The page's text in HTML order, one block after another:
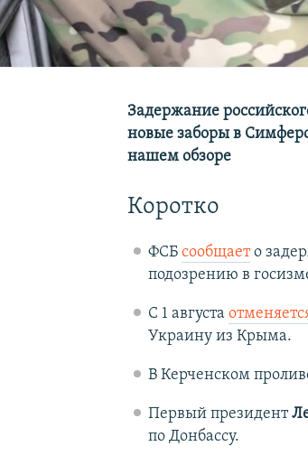
Задержание
новые заборы в
нашем обзоре
Коротко
ФСБ сообщаето
подозрению в
С 1 августа
Украину из Крыма.
В Керченском
Первый президент
по Донбассу.